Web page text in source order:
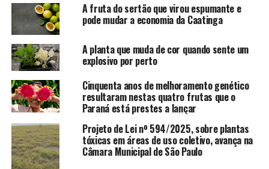
A fruta do sertão que virou espumante e
pode mudar a economia da Caatinga
A planta que muda de cor quando sente um
explosivo por perto
Cinquenta anos de melhoramento genético
resultaram nestas quatro frutas que o
Paraná está prestes a lançar
Projeto de Lei nº 594/2025, sobre plantas
tóxicas em áreas de uso coletivo, avança na
Câmara Municipal de São Paulo